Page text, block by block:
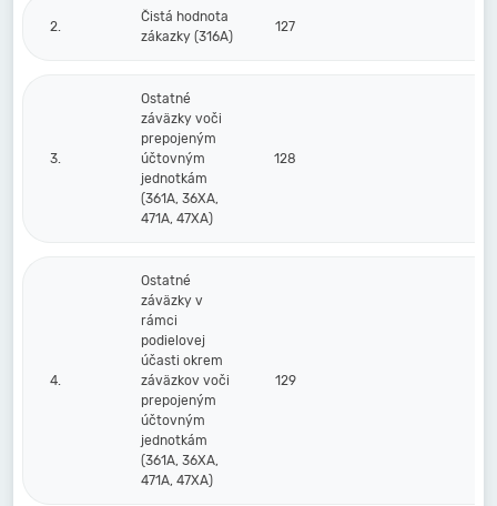
2.
Čistá hodnota
zákazky (316A)
127
3.
Ostatné
záväzky voči
prepojeným
účtovným
jednotkám
(361A, 36XA,
471A, 47XA)
128
4.
Ostatné
záväzky v
rámci
podielovej
účasti okrem
záväzkov voči
prepojeným
účtovným
jednotkám
(361A, 36XA,
471A, 47XA)
129